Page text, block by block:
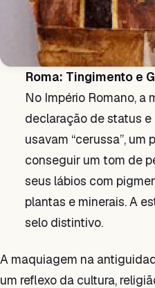
Roma: Tingimento e
No Império Romano, a
declaração de status e
usavam “cerussa”, um
conseguir um tom de
seus lábios com
plantas e minerais. A
selo distintivo.
A maquiagem na
um reflexo da cultura,